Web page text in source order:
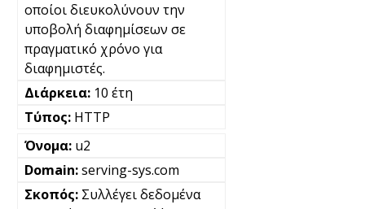
οποίοι διευκολύνουν την
υποβολή διαφημίσεων σε
πραγματικό χρόνο για
διαφημιστές.
10 έτη
HTTP
u2
serving-sys.com
Συλλέγει δεδομένα